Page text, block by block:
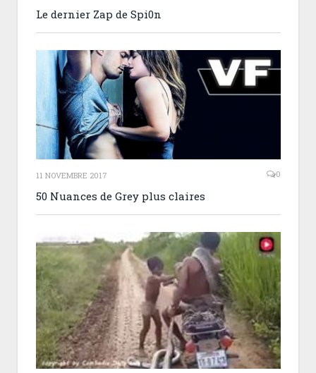
Le dernier Zap de Spi0n
11 NOVEMBRE 2017 0
50 Nuances de Grey plus claires